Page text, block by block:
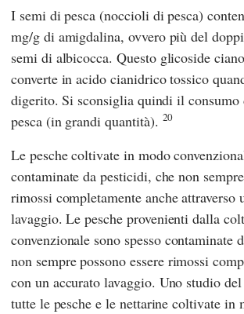
I semi di pesca (noccioli di pesca)
mg/g di amigdalina, ovvero più del
semi di albicocca. Questo glicoside
converte in acido cianidrico tossico
digerito. Si sconsiglia quindi il
pesca (in grandi quantità). 20
Le pesche coltivate in modo
contaminate da pesticidi, che non
rimossi completamente anche attraverso
lavaggio. Le pesche provenienti dalla
convenzionale sono spesso contaminate
non sempre possono essere rimossi
con un accurato lavaggio. Uno studio
tutte le pesche e le nettarine coltivate in